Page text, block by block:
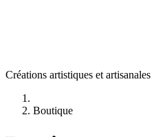
Créations artistiques et artisanales
Boutique